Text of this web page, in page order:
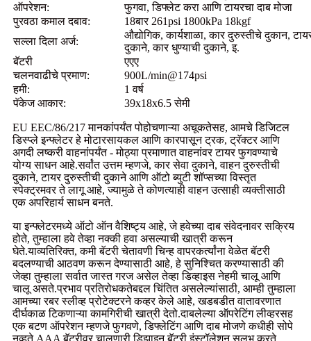
ऑपरेशन:
फुगवा, डिफ्लेट करा आणि टायरचा दाब मोजा
पुरवठा कमाल दबाव:
18बार 261psi 1800kPa 18kgf
सल्ला दिला अर्ज:
औद्योगिक, कार्यशाळा, कार दुरुस्तीचे दुकान,
दुकाने, कार धुण्याची दुकाने, इ.
बॅटरी
एएए
चलनवाढीचे प्रमाण:
900L/min@174psi
हमी:
1 वर्ष
पॅकेज आकार:
39x18x6.5 सेमी
EU EEC/86/217 मानकांपर्यंत पोहोचणाऱ्या अचूकतेसह, आमचे डिजिटल
डिस्प्ले इन्फ्लेटर हे मोटारसायकल आणि कारपासून ट्रक, ट्रॅक्टर आणि
अगदी लष्करी वाहनांपर्यंत - मोठ्या प्रमाणात वाहनांवर टायर फुगवण्याचे
योग्य साधन आहे.सर्वांत उत्तम म्हणजे, कार सेवा दुकाने, वाहन दुरुस्तीची
दुकाने, टायर दुरुस्तीची दुकाने आणि ऑटो ब्युटी शॉप्सच्या विस्तृत
स्पेक्ट्रमवर ते लागू आहे, ज्यामुळे ते कोणत्याही वाहन उत्साही व्यक्तीसाठी
एक अपरिहार्य साधन बनते.
या इन्फ्लेटरमध्ये ऑटो ऑन वैशिष्ट्य आहे, जे हवेच्या दाब संवेदनावर सक्रिय
होते, तुम्हाला हवे तेव्हा नक्की हवा असल्याची खात्री करून
घेते.याव्यतिरिक्त, कमी बॅटरी चेतावणी चिन्ह वापरकर्त्यांना वेळेत बॅटरी
बदलण्याची आठवण करून देण्यासाठी आहे, हे सुनिश्चित करण्यासाठी की
जेव्हा तुम्हाला सर्वात जास्त गरज असेल तेव्हा डिव्हाइस नेहमी चालू आणि
चालू असते.प्रभाव प्रतिरोधकतेबद्दल चिंतित असलेल्यांसाठी, आम्ही तुम्हाला
आमच्या रबर स्लीव्ह प्रोटेक्टरने कव्हर केले आहे, खडबडीत वातावरणात
दीर्घकाळ टिकणाऱ्या कामगिरीची खात्री देतो.दाबलेल्या ऑपरेटिंग लीव्हरसह
एक बटण ऑपरेशन म्हणजे फुगवणे, डिफ्लेटिंग आणि दाब मोजणे कधीही सोपे
नव्हते.AAA बॅटरीवर चालणारी डिझाइन बॅटरी इंस्टॉलेशन सुलभ करते,